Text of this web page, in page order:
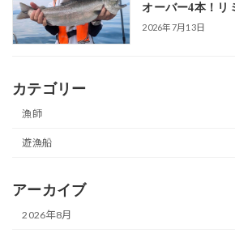
オーバー4本！リ
2026年7月13日
カテゴリー
漁師
遊漁船
アーカイブ
2026年8月